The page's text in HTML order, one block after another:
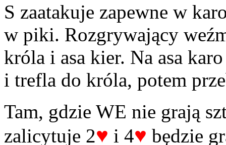
S zaatakuje zapewne w
w piki. Rozgrywający
króla i asa kier. Na asa
i trefla do króla, potem
Tam, gdzie WE nie grają
zalicytuje 2♥ i 4♥ będzie